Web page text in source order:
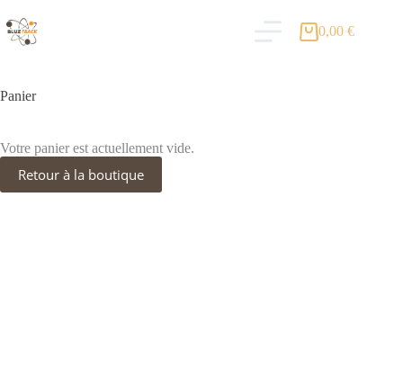
0,00€
Panier
Votre panier est actuellement vide.
Retour à la boutique